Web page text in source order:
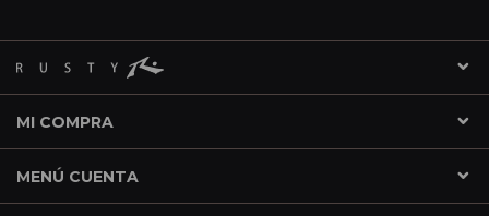
MI COMPRA
MENÚ CUENTA